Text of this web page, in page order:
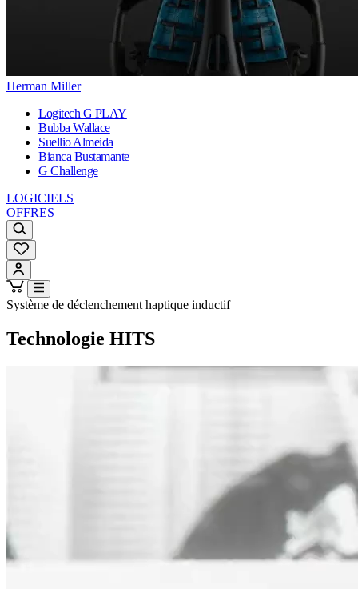
Herman Miller
Logitech G PLAY
Bubba Wallace
Suellio Almeida
Bianca Bustamante
G Challenge
LOGICIELS
OFFRES
Système de déclenchement haptique inductif
Technologie HITS